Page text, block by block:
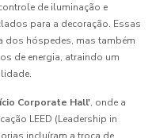
de iluminação e
para a decoração. Essas
dos hóspedes, mas também
de energia, atraindo um
Corporate Hall', onde a
LEED (Leadership in